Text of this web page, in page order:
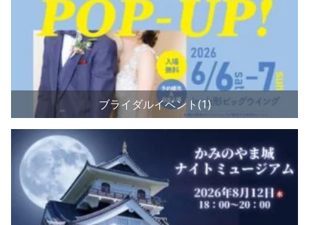
ブライダルイベント(1)